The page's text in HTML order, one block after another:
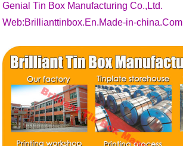
Genial Tin Box Manufacturing Co.,Ltd.
Web:Brillianttinbox.En.Made-in-china.Com